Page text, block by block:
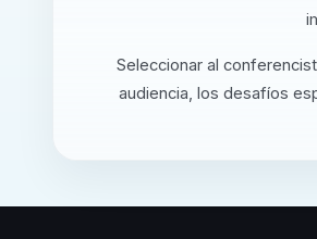
Seleccionar al
audiencia, los desafíos